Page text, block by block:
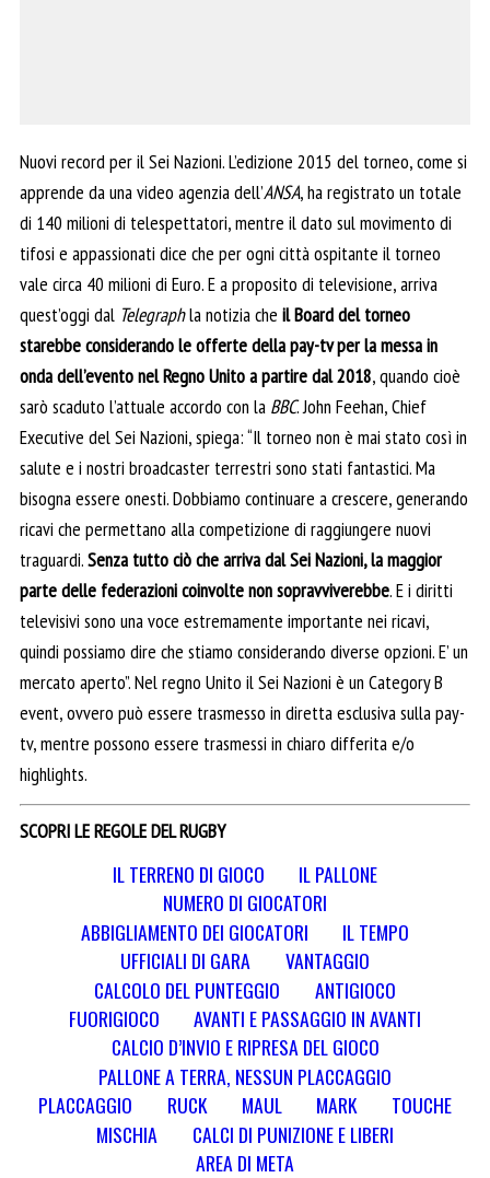
Nuovi record per il Sei Nazioni. L’edizione 2015 del torneo, come si
apprende da una video agenzia dell’ANSA, ha registrato un totale
di 140 milioni di telespettatori, mentre il dato sul movimento di
tifosi e appassionati dice che per ogni città ospitante il torneo
vale circa 40 milioni di Euro. E a proposito di televisione, arriva
quest’oggi dal Telegraphla notizia che il Board del torneo
starebbe considerando le offerte della pay-tv per la messa in
onda dell’evento nel Regno Unito a partire dal 2018, quando cioè
sarò scaduto l’attuale accordo con la BBC. John Feehan, Chief
Executive del Sei Nazioni, spiega: “Il torneo non è mai stato così in
salute e i nostri broadcaster terrestri sono stati fantastici. Ma
bisogna essere onesti. Dobbiamo continuare a crescere, generando
ricavi che permettano alla competizione di raggiungere nuovi
traguardi.Senza tutto ciò che arriva dal Sei Nazioni, la maggior
parte delle federazioni coinvolte non sopravviverebbe. E i diritti
televisivi sono una voce estremamente importante nei ricavi,
quindi possiamo dire che stiamo considerando diverse opzioni. E’ un
mercato aperto”. Nel regno Unito il Sei Nazioni è un Category B
event, ovvero può essere trasmesso in diretta esclusiva sulla pay-
tv, mentre possono essere trasmessi in chiaro differita e/o
highlights.
SCOPRI LE REGOLE DEL RUGBY
IL TERRENO DI GIOCO
IL PALLONE
NUMERO DI GIOCATORI
ABBIGLIAMENTO DEI GIOCATORI
IL TEMPO
UFFICIALI DI GARA
VANTAGGIO
CALCOLO DEL PUNTEGGIO
ANTIGIOCO
FUORIGIOCO
AVANTI E PASSAGGIO IN AVANTI
CALCIO D’INVIO E RIPRESA DEL GIOCO
PALLONE A TERRA, NESSUN PLACCAGGIO
PLACCAGGIO
RUCK MAUL MARK
TOUCHE
MISCHIA
CALCI DI PUNIZIONE E LIBERI
AREA DI META